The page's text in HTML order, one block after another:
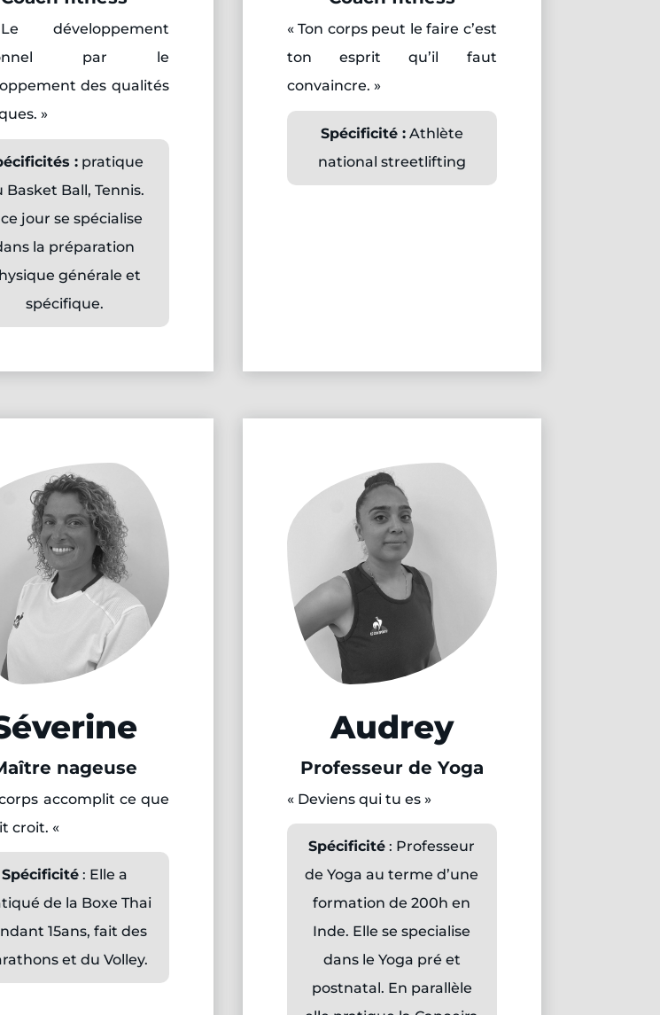
développement
par le
des qualités
»
: pratique
Basket Ball, Tennis.
jour se spécialise
la préparation
générale et
spécifique.
« Ton corps peut le faire c’est
ton esprit qu’il faut
convaincre. »
Spécificité :Athlète
national streetlifting
nageuse
accomplit ce que
croit. «
Spécificité: Elle a
de la Boxe Thai
15ans, fait des
et du Volley.
Audrey
Professeur de Yoga
« Deviens qui tu es »
Spécificité : Professeur
de Yoga au terme d’une
formation de 200h en
Inde. Elle se specialise
dans le Yoga pré et
postnatal. En parallèle